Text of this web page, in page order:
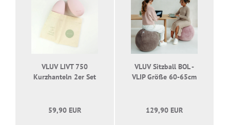
VLUV LIVT 750
Kurzhanteln 2er Set
59,90 EUR
VLUV Sitzball BOL -
VLIP Größe 60-65cm
129,90 EUR